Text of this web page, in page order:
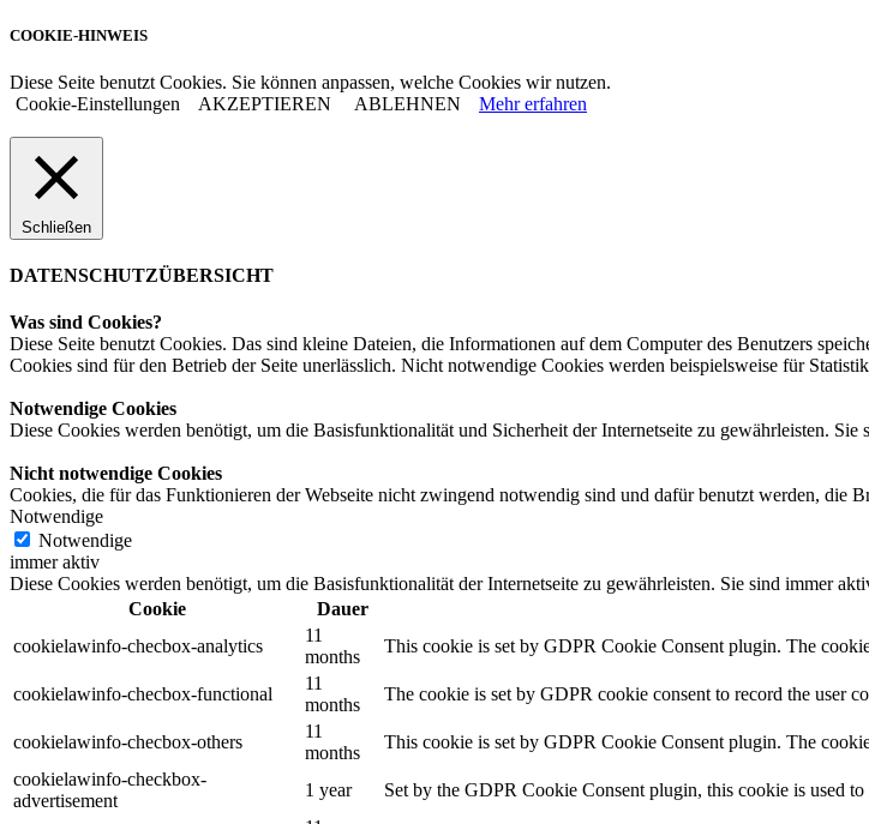
COOKIE-HINWEIS
Diese Seite benutzt Cookies. Sie können anpassen, welche Cookies wir nutzen.
Cookie-Einstellungen
AKZEPTIEREN ABLEHNEN Mehr erfahren
Schließen
DATENSCHUTZÜBERSICHT
Was sind Cookies?
Diese Seite benutzt Cookies. Das sind kleine Dateien, die Informationen auf dem Computer des Benutzers
Cookies sind für den Betrieb der Seite unerlässlich. Nicht notwendige Cookies werden beispielsweise für
Notwendige Cookies
Diese Cookies werden benötigt, um die Basisfunktionalität und Sicherheit der Internetseite zu gewährleisten.
Nicht notwendige Cookies
Cookies, die für das Funktionieren der Webseite nicht zwingend notwendig sind und dafür benutzt werden, die
Notwendige
Notwendige
immer aktiv
Diese Cookies werden benötigt, um die Basisfunktionalität der Internetseite zu gewährleisten. Sie sind immer
Cookie
Dauer
cookielawinfo-checbox-analytics
11
months
This cookie is set by GDPR Cookie Consent plugin. The
cookielawinfo-checbox-functional
11
months
The cookie is set by GDPR cookie consent to record the user
cookielawinfo-checbox-others
11
months
This cookie is set by GDPR Cookie Consent plugin. The
cookielawinfo-checkbox-
advertisement
1 year
Set by the GDPR Cookie Consent plugin, this cookie is used